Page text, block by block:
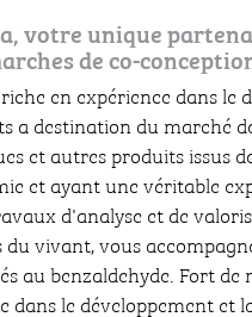
votre unique
de co-
en expérience dans le
a destination du marché
et autres produits issus
et ayant une véritable
d'analyse et de
du vivant, vous
au benzaldehyde. Fort de
dans le développement et